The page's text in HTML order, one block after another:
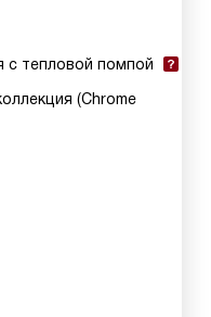
с тепловой помпой
(Chrome